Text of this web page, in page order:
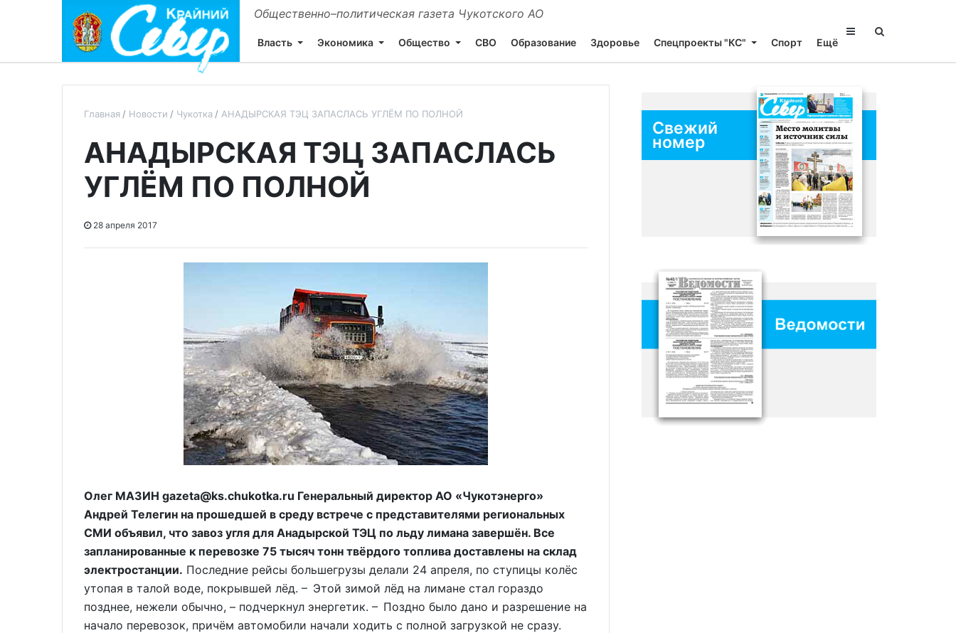
Общественно–политическая газета Чукотского АО
Власть Экономика Общество СВО Образование Здоровье Спецпроекты "КС" Спорт Ещё
Главная Новости Чукотка АНАДЫРСКАЯ ТЭЦ ЗАПАСЛАСЬ УГЛЁМ ПО ПОЛНОЙ
АНАДЫРСКАЯ ТЭЦ ЗАПАСЛАСЬ
УГЛЁМ ПО ПОЛНОЙ
28 апреля 2017
Олег МАЗИН gazeta@ks.chukotka.ru Генеральный директор АО «Чукотэнерго»
Андрей Телегин на прошедшей в среду встрече с представителями региональных
СМИ объявил, что завоз угля для Анадырской ТЭЦ по льду лимана завершён. Все
запланированные к перевозке 75 тысяч тонн твёрдого топлива доставлены на склад
электростанции. Последние рейсы большегрузы делали 24 апреля, по ступицы колёс
утопая в талой воде, покрывшей лёд. – Этой зимой лёд на лимане стал гораздо
позднее, нежели обычно, – подчеркнул энергетик. – Поздно было дано и разрешение на
начало перевозок, причём автомобили начали ходить с полной загрузкой не сразу.
Свежий
номер